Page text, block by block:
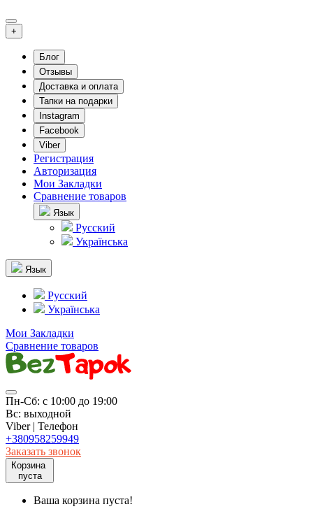
+
Блог
Отзывы
Доставка и оплата
Тапки на подарки
Instagram
Facebook
Viber
Регистрация
Авторизация
Мои Закладки
Сравнение товаров
Язык
Русский
Українська
Язык
Русский
Українська
Мои Закладки
Сравнение товаров
Пн-Сб: с 10:00 до 19:00
Вс: выходной
Viber | Телефон
+380958259949
Заказать звонок
Корзина
пуста
Ваша корзина пуста!